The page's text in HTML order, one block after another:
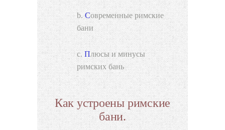
Современные римские
бани
Плюсы и минусы
римских бань
Как устроены римские
бани.